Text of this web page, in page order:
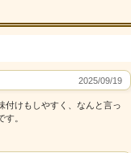
2025/09/19
付けもしやすく、なんと言っ
。